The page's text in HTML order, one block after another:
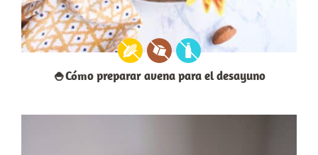
🍚Cómo preparar avena para el desayuno